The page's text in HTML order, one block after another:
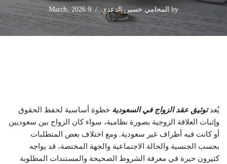
by المحامي حسين الدعدي 9 March، 2026
يُعدتوثيق عقد الزواج في السعودية خطوة أساسية لحفظ الحقوق
وإثبات العلاقة الزوجية بصورة نظامية، سواء كان الزواج بين سعوديين
أو كانت فيه أطراف غير سعودية. ومع اختلاف بعض المتطلبات
بحسب الجنسية والحالة الاجتماعية والجهة المختصة، قد يواجه
كثيرون حيرة في معرفة الشروط الصحيحة والمستندات المطلوبة